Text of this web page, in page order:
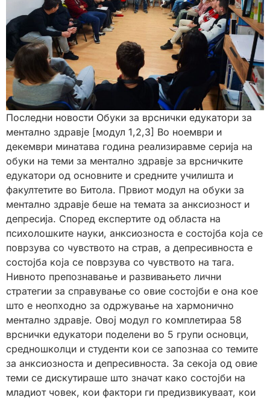
Последни новости Обуки за врснички едукатори за
ментално здравје [модул 1,2,3] Во ноември и
декември минатава година реализиравме серија на
обуки на теми за ментално здравје за врсничките
едукатори од основните и средните училишта и
факултетите во Битола. Првиот модул на обуки за
ментално здравје беше на темата за анксиозност и
депресија. Според експертите од областа на
психолошките науки, анксиозноста е состојба која се
поврзува со чувството на страв, а депресивноста е
состојба која се поврзува со чувството на тага.
Нивното препознавање и развивањето лични
стратегии за справување со овие состојби е она кое
што е неопходно за одржување на хармонично
ментално здравје. Овој модул го комплетираа 58
врснички едукатори поделени во 5 групи основци,
средношколци и студенти кои се запознаа со темите
за анксиозноста и депресивноста. За секоја од овие
теми се дискутираше што значат како состојби на
младиот човек, кои фактори ги предизвикуваат, кои